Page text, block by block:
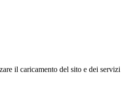
il caricamento del sito e dei servizi